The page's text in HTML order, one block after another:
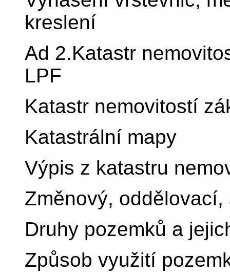
kreslení
Ad 2.Katastr
LPF
Katastr nemovitostí
Katastrální mapy
Výpis z katastru
Změnový,
Druhy pozemků a
Způsob využití